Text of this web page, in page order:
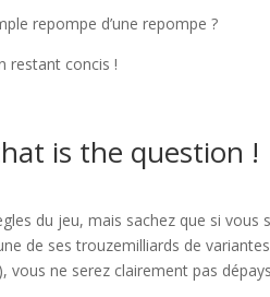
repompe d’une repompe ?
restant concis !
is the question !
du jeu, mais sachez que si
de ses trouzemilliards de
ne serez clairement pas